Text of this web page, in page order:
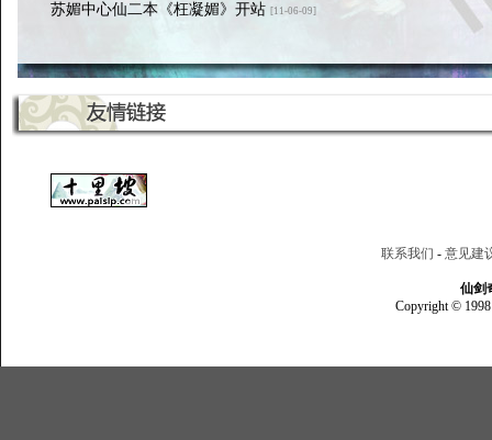
苏媚中心仙二本《枉凝媚》开站 [11-06-09]
联系我们 - 意见建
仙剑
Copyright © 1998